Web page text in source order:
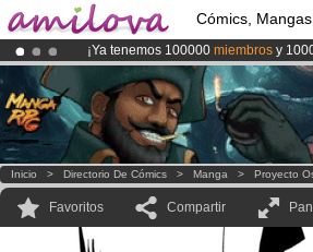
Cómics,
¡Ya tenemos 100000 miembros y
¡El Kickstarter Amilova está
¡Conviertete en Premium por3.95
Inicio > Directorio De Cómics > Manga > Proyecto
Favoritos Compartir